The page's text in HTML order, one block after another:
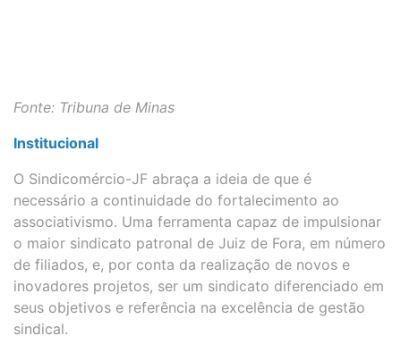
Fonte: Tribuna de Minas
Institucional
O Sindicomércio-JF abraça a ideia de que é
necessário a continuidade do fortalecimento ao
associativismo. Uma ferramenta capaz de impulsionar
o maior sindicato patronal de Juiz de Fora, em número
de filiados, e, por conta da realização de novos e
inovadores projetos, ser um sindicato diferenciado em
seus objetivos e referência na excelência de gestão
sindical.